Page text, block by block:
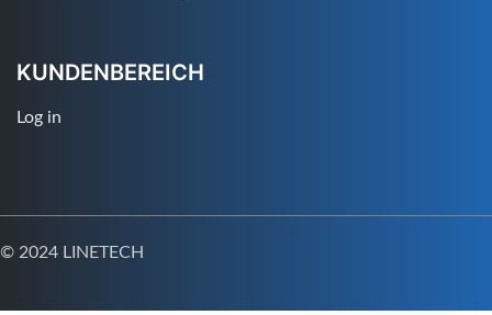
KUNDENBEREICH
Log in
© 2024 LINETECH